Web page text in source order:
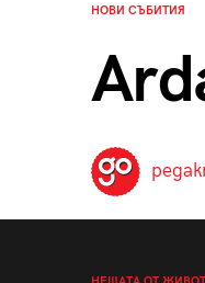
НОВИ СЪБИТИЯ